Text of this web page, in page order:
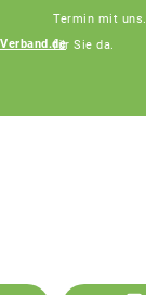
Termin mit
für Sie da.